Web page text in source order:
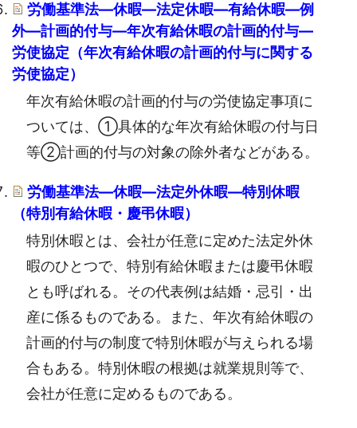
労働基準法―休暇―法定休暇―有給休暇―例
外―計画的付与―年次有給休暇の計画的付与―
労使協定（年次有給休暇の計画的付与に関する
労使協定）
年次有給休暇の計画的付与の労使協定事項に
ついては、①具体的な年次有給休暇の付与日
等②計画的付与の対象の除外者などがある。
労働基準法―休暇―法定外休暇―特別休暇
（特別有給休暇・慶弔休暇）
特別休暇とは、会社が任意に定めた法定外休
暇のひとつで、特別有給休暇または慶弔休暇
とも呼ばれる。その代表例は結婚・忌引・出
産に係るものである。また、年次有給休暇の
計画的付与の制度で特別休暇が与えられる場
合もある。特別休暇の根拠は就業規則等で、
会社が任意に定めるものである。